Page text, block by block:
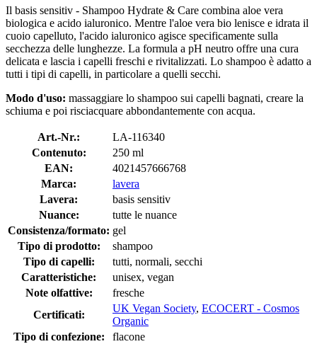
Il basis sensitiv - Shampoo Hydrate & Care combina aloe vera
biologica e acido ialuronico. Mentre l'aloe vera bio lenisce e idrata il
cuoio capelluto, l'acido ialuronico agisce specificamente sulla
secchezza delle lunghezze. La formula a pH neutro offre una cura
delicata e lascia i capelli freschi e rivitalizzati. Lo shampoo è adatto a
tutti i tipi di capelli, in particolare a quelli secchi.
Modo d'uso: massaggiare lo shampoo sui capelli bagnati, creare la
schiuma e poi risciacquare abbondantemente con acqua.
Art.-Nr.:
LA-116340
Contenuto:
250 ml
EAN:
4021457666768
Marca:
lavera
Lavera:
basis sensitiv
Nuance:
tutte le nuance
Consistenza/formato: gel
Tipo di prodotto:
shampoo
Tipo di capelli:
tutti, normali, secchi
Caratteristiche:
unisex, vegan
Note olfattive:
fresche
Certificati:
UK Vegan Society, ECOCERT - Cosmos
Organic
Tipo di confezione:
flacone